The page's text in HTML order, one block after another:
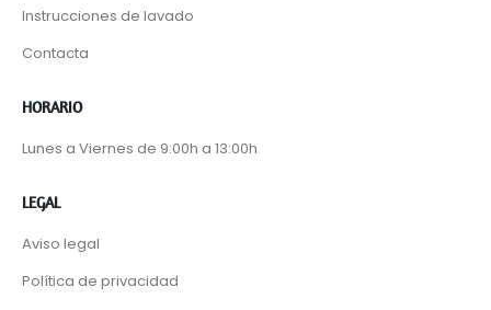
Instrucciones de lavado
Contacta
HORARIO
Lunes a Viernes de 9:00h a 13:00h
LEGAL
Aviso legal
Política de privacidad